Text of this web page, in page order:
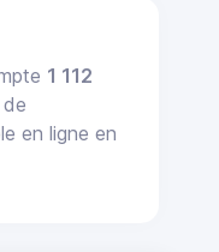
1 112
en ligne en